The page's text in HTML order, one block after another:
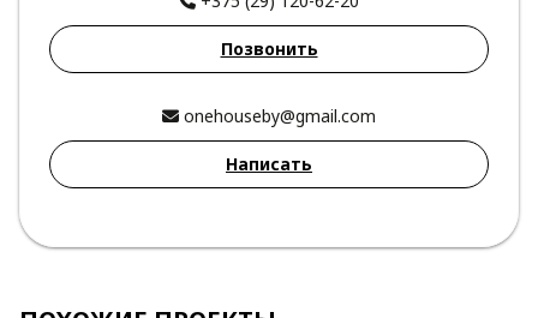
Позвонить
onehouseby@gmail.com
Написать